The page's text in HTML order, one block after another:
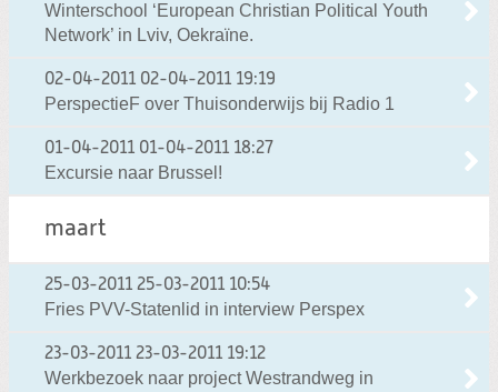
Winterschool ‘European Christian Political Youth
Network’ in Lviv, Oekraïne.
02-04-2011 02-04-2011 19:19
PerspectieF over Thuisonderwijs bij Radio 1
01-04-2011 01-04-2011 18:27
Excursie naar Brussel!
maart
25-03-2011 25-03-2011 10:54
Fries PVV-Statenlid in interview Perspex
23-03-2011 23-03-2011 19:12
Werkbezoek naar project Westrandweg in